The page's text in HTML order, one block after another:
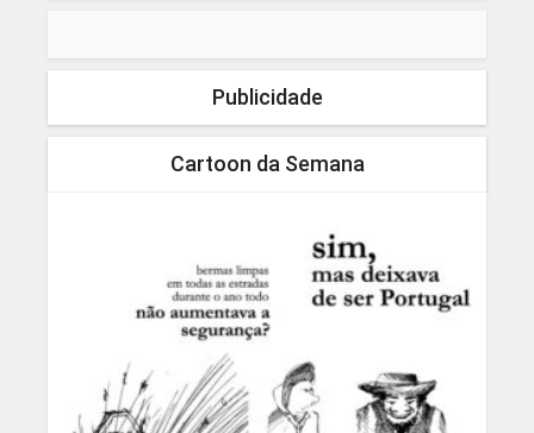
Publicidade
Cartoon da Semana